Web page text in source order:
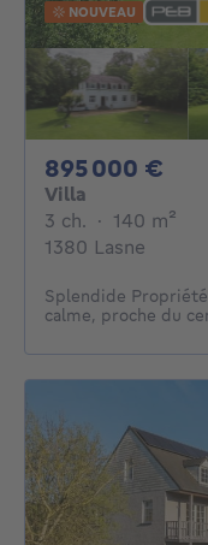
NOUVEAU
895 000 €
Villa
3 ch. 3 chambres
· 140 m²
1380 Lasne
Splendide
calme, proche du